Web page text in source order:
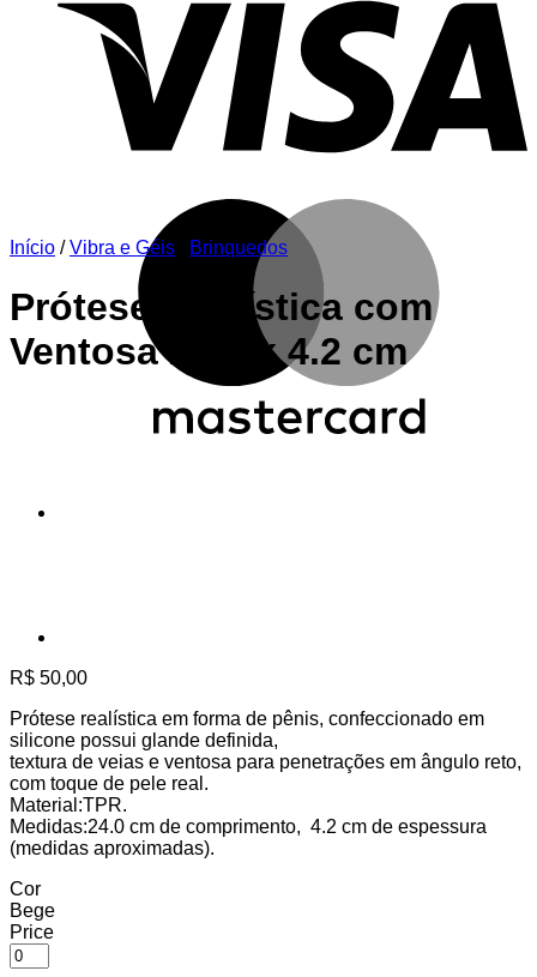
Início / Vibra e Géis Brinquedos
Prótese Realística com
Ventosa 24.0 x 4.2 cm
R$ 50,00
Prótese realística em forma de pênis, confeccionado em
silicone possui glande definida,
textura de veias e ventosa para penetrações em ângulo reto,
com toque de pele real.
Material:TPR.
Medidas:24.0 cm de comprimento, 4.2 cm de espessura
(medidas aproximadas).
Cor
Bege
Price